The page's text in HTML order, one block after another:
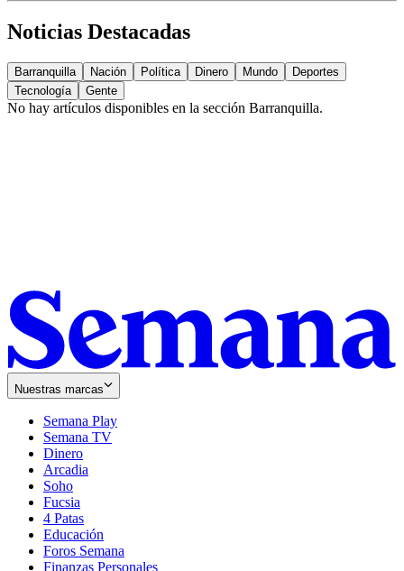
Noticias Destacadas
Barranquilla Nación Política Dinero Mundo
Deportes
Tecnología
Gente
No hay artículos disponibles en la sección Barranquilla.
Nuestras marcas
Semana Play
Semana TV
Dinero
Arcadia
Soho
in
new
window
Fucsia
in
new
window
4 Patas
Educación
Foros Semana
Finanzas Personales